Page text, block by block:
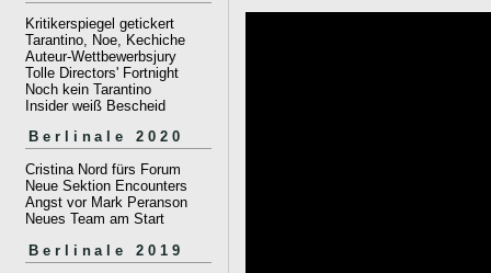
Kritikerspiegel getickert
Tarantino, Noe, Kechiche
Auteur-Wettbewerbsjury
Tolle Directors' Fortnight
Noch kein Tarantino
Insider weiß Bescheid
Berlinale 2020
Cristina Nord fürs Forum
Neue Sektion Encounters
Angst vor Mark Peranson
Neues Team am Start
Berlinale 2019